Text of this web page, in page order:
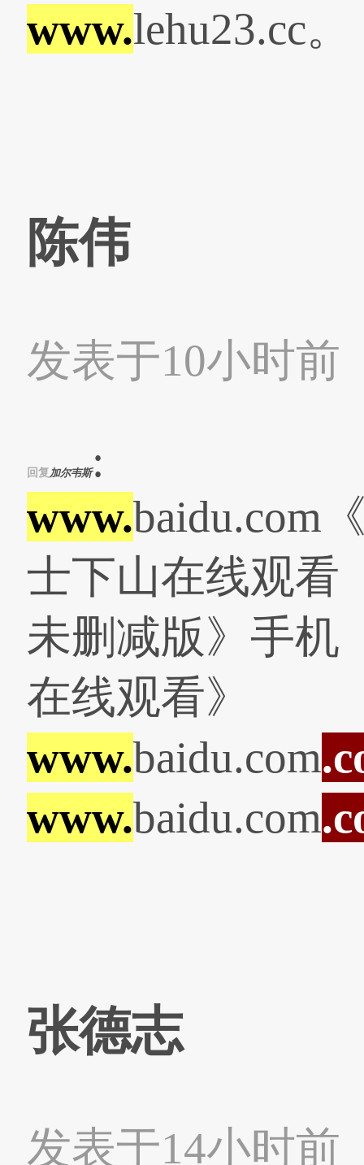
www.lehu23.cc。
陈伟
发表于10小时前
回复加尔韦斯:
www.baidu.com
士下山在线观看
未删减版》手机
在线观看》
www.baidu.com
www.baidu.com
张德志
发表于14小时前